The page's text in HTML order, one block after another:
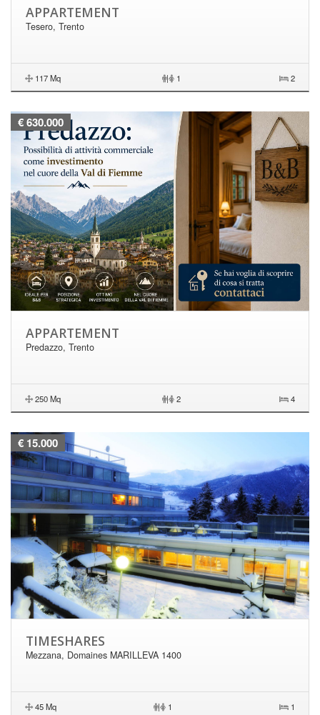
APPARTEMENT
Tesero, Trento
117 Mq | 1 2
€ 630.000
APPARTEMENT
Predazzo, Trento
250 Mq | 2 4
€ 15.000
TIMESHARES
Mezzana, Domaines MARILLEVA 1400
45 Mq | 1 1